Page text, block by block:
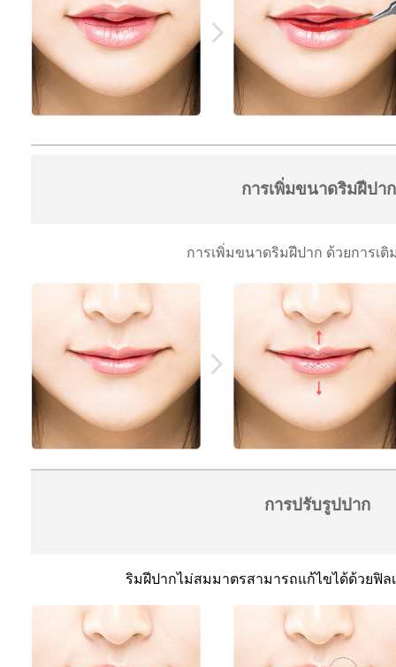
การเพิ่มขนาดริมฝีปาก
การเพิ่มขนาดริมฝีปาก ด้วยการเติ
การปรับรูปปาก
ริมฝีปากไม่สมมาตรสามารถแก้ไขได้ด้วยฟิล